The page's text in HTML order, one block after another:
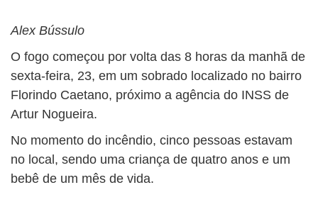
Alex Bússulo
O fogo começou por volta das 8 horas da manhã de
sexta-feira, 23, em um sobrado localizado no bairro
Florindo Caetano, próximo a agência do INSS de
Artur Nogueira.
No momento do incêndio, cinco pessoas estavam
no local, sendo uma criança de quatro anos e um
bebê de um mês de vida.